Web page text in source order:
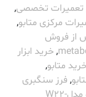
تعمیرات تخصصی,
مرکزی متابو,
از فروش
,خرید ابزار
متابو,
, فرز سنگبری